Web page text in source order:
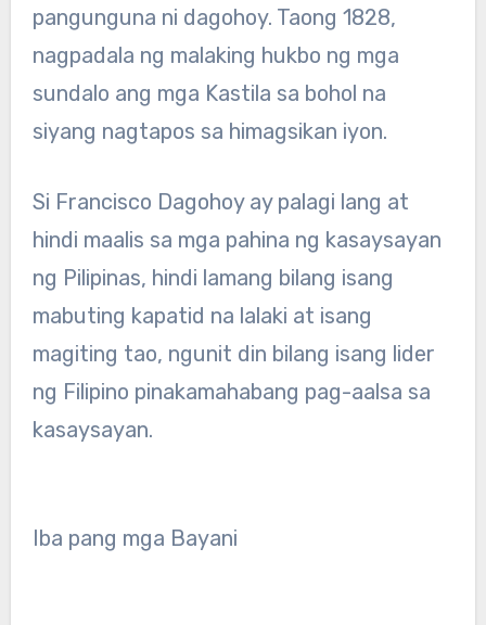
pangunguna ni dagohoy. Taong 1828,
nagpadala ng malaking hukbo ng mga
sundalo ang mga Kastila sa bohol na
siyang nagtapos sa himagsikan iyon.
Si Francisco Dagohoy ay palagi lang at
hindi maalis sa mga pahina ng kasaysayan
ng Pilipinas, hindi lamang bilang isang
mabuting kapatid na lalaki at isang
magiting tao, ngunit din bilang isang lider
ng Filipino pinakamahabang pag-aalsa sa
kasaysayan.
Iba pang mga Bayani